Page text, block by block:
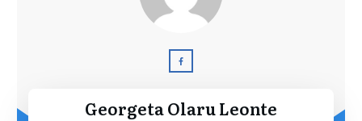
Georgeta Olaru Leonte